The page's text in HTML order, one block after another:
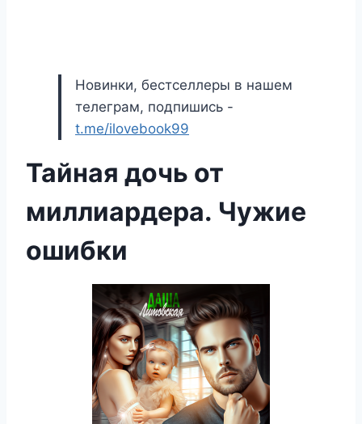
Новинки, бестселлеры в нашем
телеграм, подпишись -
t.me/ilovebook99
Тайная дочь от
миллиардера. Чужие
ошибки